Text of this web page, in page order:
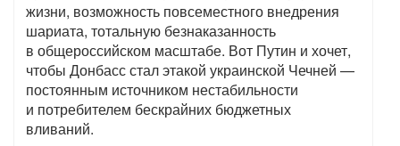
жизни, возможность повсеместного внедрения
шариата, тотальную безнаказанность
в общероссийском масштабе. Вот Путин и хочет,
чтобы Донбасс стал этакой украинской Чечней —
постоянным источником нестабильности
и потребителем бескрайних бюджетных
вливаний.